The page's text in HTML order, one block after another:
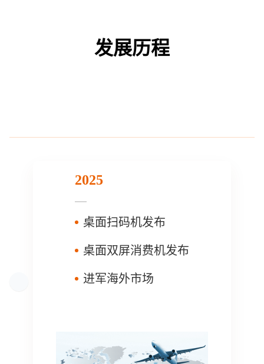
发展历程
2025
桌面扫码机发布
桌面双屏消费机发布
进军海外市场